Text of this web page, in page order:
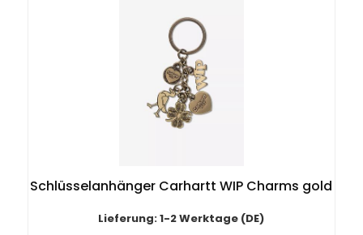
Schlüsselanhänger Carhartt WIP Charms gold
Lieferung: 1-2 Werktage (DE)